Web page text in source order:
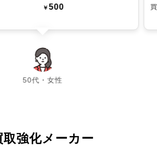
￥500
50代・女性
chevron_left chevron_right
取強化メーカー